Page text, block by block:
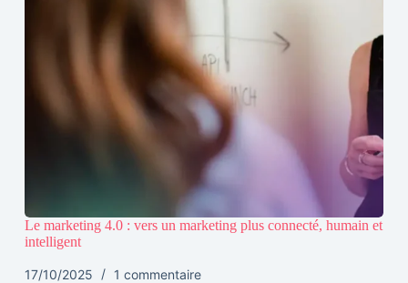
Le marketing 4.0 : vers un marketing plus connecté, humain et
intelligent
17/10/2025 1 commentaire